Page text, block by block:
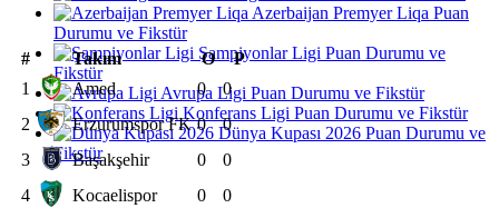
Azerbaijan Premyer Liqa Puan
Durumu ve Fikstür
Şampiyonlar Ligi Puan Durumu ve
Fikstür
Avrupa Ligi Puan Durumu ve Fikstür
Konferans Ligi Puan Durumu ve Fikstür
Dünya Kupası 2026 Puan Durumu ve
Fikstür
# Takım O
P
1
Amed 0
0
2
Erzurumspor FK 0
0
3
Başakşehir 0
0
4
Kocaelispor 0
0